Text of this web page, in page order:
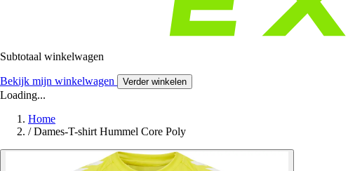
Subtotaal winkelwagen
Bekijk mijn winkelwagen Verder winkelen
Loading...
Home
/ Dames-T-shirt Hummel Core Poly